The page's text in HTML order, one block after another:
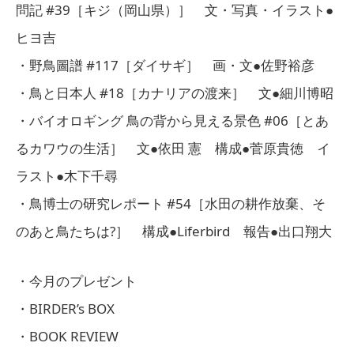
問記 #39［キジ（岡山県）］ 文・写真・イラスト●
ヒヨ吉
・野鳥圖譜 #117［ダイサギ］ 画・文●佐野裕彦
・鳥と日本人 #18［カナリアの渡来］ 文●細川博昭
・バイオロギング 鳥の背から見える景色 #06［とあ
るカワウの生活］ 文●依田 憲 構成●菅原貴徳 イ
ラスト●木下千尋
・鳥博士の研究レポート #54［水田の耕作放棄、そ
のあと鳥たちは?］ 構成●Liferbird 報告●出口翔大
・今月のプレゼント
・BIRDER’s BOX
・BOOK REVIEW